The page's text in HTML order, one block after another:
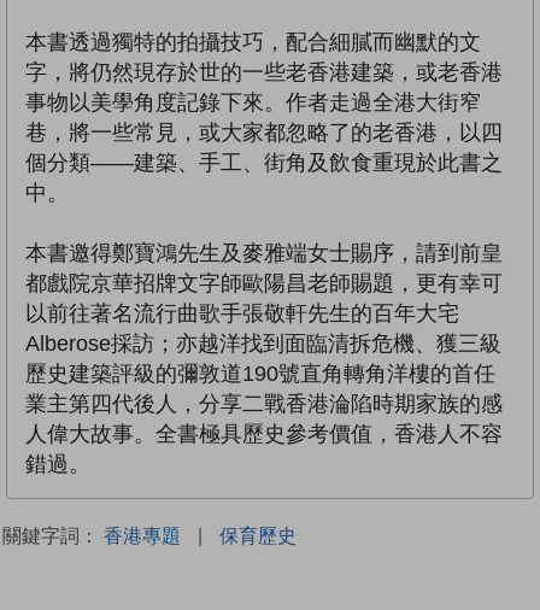
本書透過獨特的拍攝技巧，配合細膩而幽默的文
字，將仍然現存於世的一些老香港建築，或老香港
事物以美學角度記錄下來。作者走過全港大街窄
巷，將一些常見，或大家都忽略了的老香港，以四
個分類——建築、手工、街角及飲食重現於此書之
中。
本書邀得鄭寶鴻先生及麥雅端女士賜序，請到前皇
都戲院京華招牌文字師歐陽昌老師賜題，更有幸可
以前往著名流行曲歌手張敬軒先生的百年大宅
Alberose採訪；亦越洋找到面臨清拆危機、獲三級
歷史建築評級的彌敦道190號直角轉角洋樓的首任
業主第四代後人，分享二戰香港淪陷時期家族的感
人偉大故事。全書極具歷史參考價值，香港人不容
錯過。
關鍵字詞： 香港專題 | 保育歷史